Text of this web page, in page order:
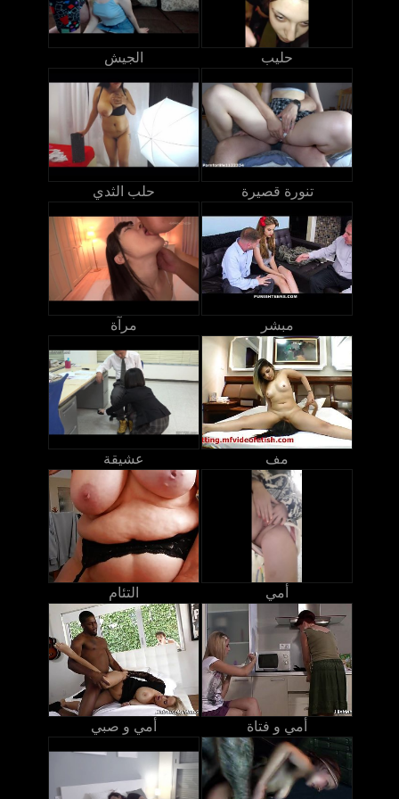
الجيش حليب
حلب الثدي تنورة قصيرة
مرآة مبشر
عشيقة مف
التئام أمي
أمي و صبي أمي و فتاة